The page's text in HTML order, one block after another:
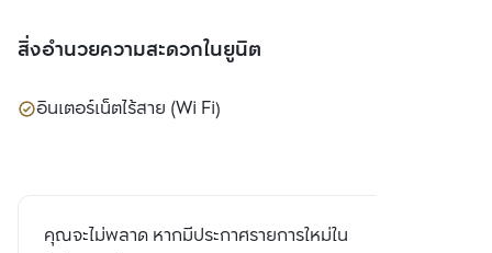
สิ่งอำนวยความสะดวกในยูนิต
อินเตอร์เน็ตไร้สาย (Wi Fi)
คุณจะไม่พลาด หากมีประกาศรายการใหม่ใน